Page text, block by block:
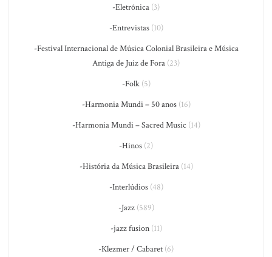
-Eletrônica (3)
-Entrevistas(10)
-Festival Internacional de Música Colonial Brasileira e Música
Antiga de Juiz de Fora (23)
-Folk(5)
-Harmonia Mundi – 50 anos(16)
-Harmonia Mundi – Sacred Music (14)
-Hinos (2)
-História da Música Brasileira(14)
-Interlúdios(48)
-Jazz(589)
-jazz fusion(11)
-Klezmer / Cabaret (6)